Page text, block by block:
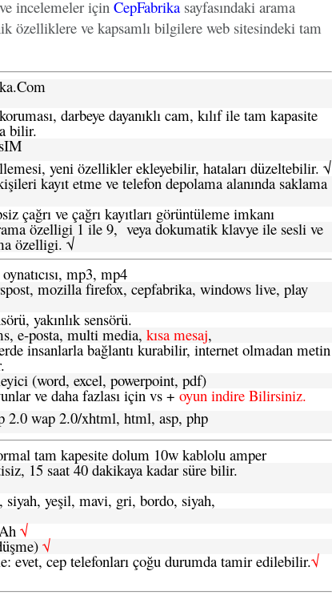
incelemeler için CepFabrika sayfasındaki arama
özelliklere ve kapsamlı bilgilere web sitesindeki tam
darbeye dayanıklı cam, kılıf ile tam kapasite
bilir.
yeni özellikler ekleyebilir, hataları düzeltebilir. √
kayıt etme ve telefon depolama alanında saklama
çağrı ve çağrı kayıtları görüntüleme imkanı
özelligi 1 ile 9, veya dokumatik klavye ile sesli ve
özelligi. √
mp3, mp4
mozilla firefox, cepfabrika, windows live, play
yakınlık sensörü.
e-posta, multi media, kısa mesaj,
insanlarla bağlantı kurabilir, internet olmadan metin
(word, excel, powerpoint, pdf)
ve daha fazlası için vs +oyun indire Bilirsiniz.
2.0 wap 2.0/xhtml, html, asp, php
tam kapesite dolum 10w kablolu amper
15 saat 40 dakikaya kadar süre bilir.
siyah, yeşil, mavi, gri, bordo, siyah,
√
√
evet, cep telefonları çoğu durumda tamir edilebilir.√